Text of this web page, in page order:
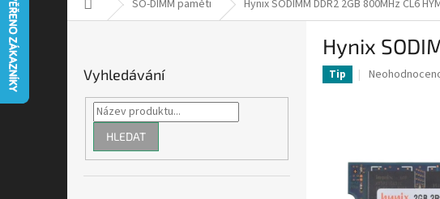
Domů SO-DIMM paměti Hynix SODIMM DDR2 2GB 800MHz CL6
Vyhledávání
HLEDAT
Hynix
Tip
Průměrné
5
hvězdiček.